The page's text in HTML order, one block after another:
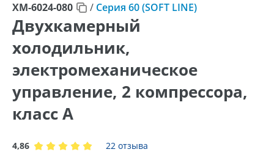
ХМ-6024-080 / Серия 60 (SOFT LINE)
Двухкамерный
холодильник,
электромеханическое
управление, 2 компрессора,
класс A
4,86 22 отзыва